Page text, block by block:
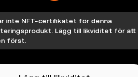
inte NFT-certifikatet för denna
Lägg till likviditet för att
först.